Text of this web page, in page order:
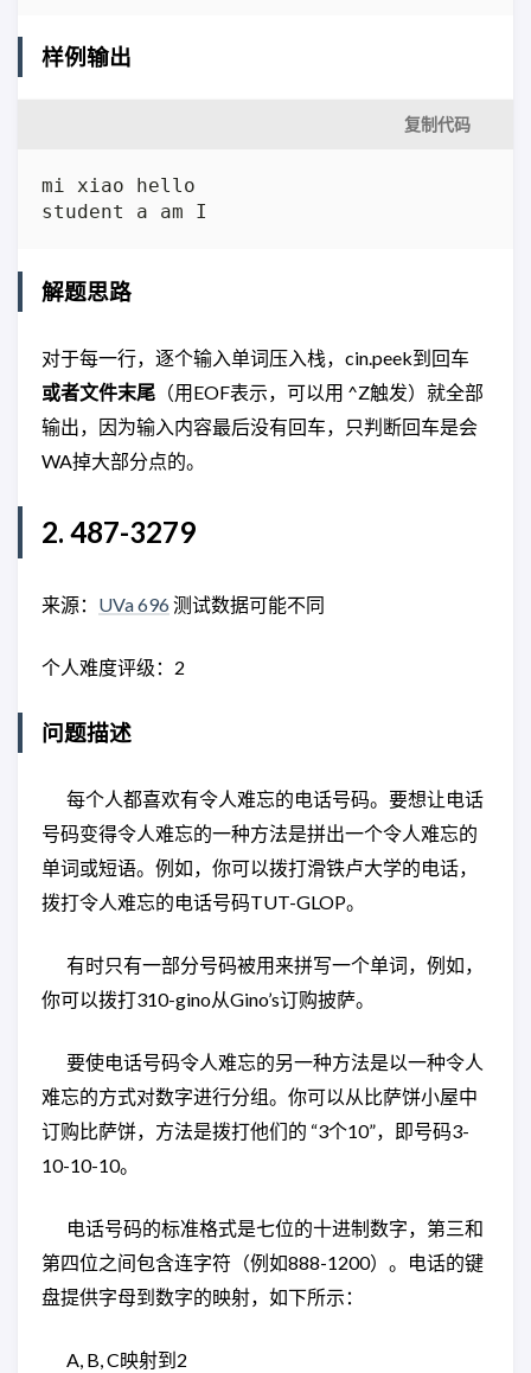
样例输出
复制代码
mi xiao hello
student a am I
解题思路
对于每一行，逐个输入单词压入栈，cin.peek到回车
或者文件末尾 （用EOF表示，可以用 ^Z触发）就全部
输出，因为输入内容最后没有回车，只判断回车是会
WA掉大部分点的。
2. 487-3279
来源： UVa 696 测试数据可能不同
个人难度评级：2
问题描述
每个人都喜欢有令人难忘的电话号码。要想让电话
号码变得令人难忘的一种方法是拼出一个令人难忘的
单词或短语。例如，你可以拨打滑铁卢大学的电话，
拨打令人难忘的电话号码TUT-GLOP。
有时只有一部分号码被用来拼写一个单词，例如，
你可以拨打310-gino从Gino’s订购披萨。
要使电话号码令人难忘的另一种方法是以一种令人
难忘的方式对数字进行分组。你可以从比萨饼小屋中
订购比萨饼，方法是拨打他们的 “3个10”，即号码3-
10-10-10。
电话号码的标准格式是七位的十进制数字，第三和
第四位之间包含连字符（例如888-1200）。电话的键
盘提供字母到数字的映射，如下所示：
A, B, C映射到2